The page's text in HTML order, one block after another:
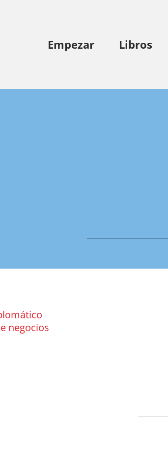
Empezar Libros
negocios